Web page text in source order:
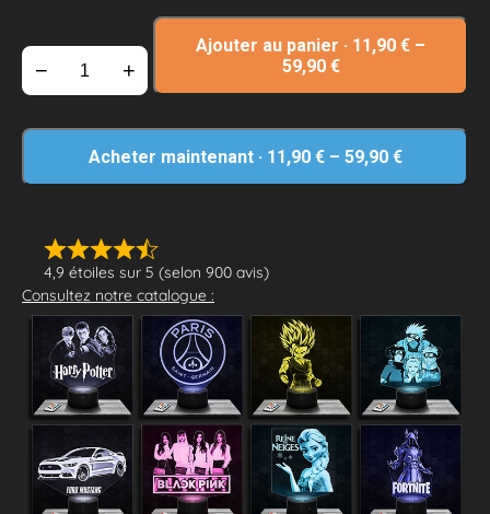
4,9 étoiles sur 5 (selon 900 avis)
Consultez notre catalogue :
− +
Ajouter au panier · 11,90 € –
59,90 €
Acheter maintenant · 11,90 €– 59,90 €